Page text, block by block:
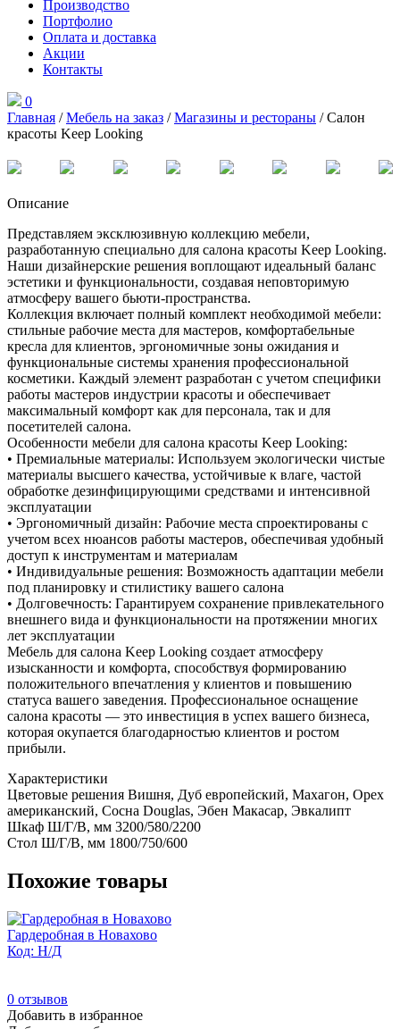
Производство
Портфолио
Оплата и доставка
Акции
Контакты
0
Главная /Мебель на заказ /Магазины и рестораны / Салон
красоты Keep Looking
Описание
Представляем эксклюзивную коллекцию мебели,
разработанную специально для салона красоты Keep Looking.
Наши дизайнерские решения воплощают идеальный баланс
эстетики и функциональности, создавая неповторимую
атмосферу вашего бьюти-пространства.
Коллекция включает полный комплект необходимой мебели:
стильные рабочие места для мастеров, комфортабельные
кресла для клиентов, эргономичные зоны ожидания и
функциональные системы хранения профессиональной
косметики. Каждый элемент разработан с учетом специфики
работы мастеров индустрии красоты и обеспечивает
максимальный комфорт как для персонала, так и для
посетителей салона.
Особенности мебели для салона красоты Keep Looking:
• Премиальные материалы: Используем экологически чистые
материалы высшего качества, устойчивые к влаге, частой
обработке дезинфицирующими средствами и интенсивной
эксплуатации
• Эргономичный дизайн: Рабочие места спроектированы с
учетом всех нюансов работы мастеров, обеспечивая удобный
доступ к инструментам и материалам
• Индивидуальные решения: Возможность адаптации мебели
под планировку и стилистику вашего салона
• Долговечность: Гарантируем сохранение привлекательного
внешнего вида и функциональности на протяжении многих
лет эксплуатации
Мебель для салона Keep Looking создает атмосферу
изысканности и комфорта, способствуя формированию
положительного впечатления у клиентов и повышению
статуса вашего заведения. Профессиональное оснащение
салона красоты — это инвестиция в успех вашего бизнеса,
которая окупается благодарностью клиентов и ростом
прибыли.
Характеристики
Цветовые решения Вишня, Дуб европейский, Махагон, Орех
американский, Сосна Douglas, Эбен Макасар, Эвкалипт
Шкаф Ш/Г/В, мм 3200/580/2200
Стол Ш/Г/В, мм 1800/750/600
Похожие товары
Гардеробная в Новахово
Код: Н/Д
0 отзывов
Добавить в избранное